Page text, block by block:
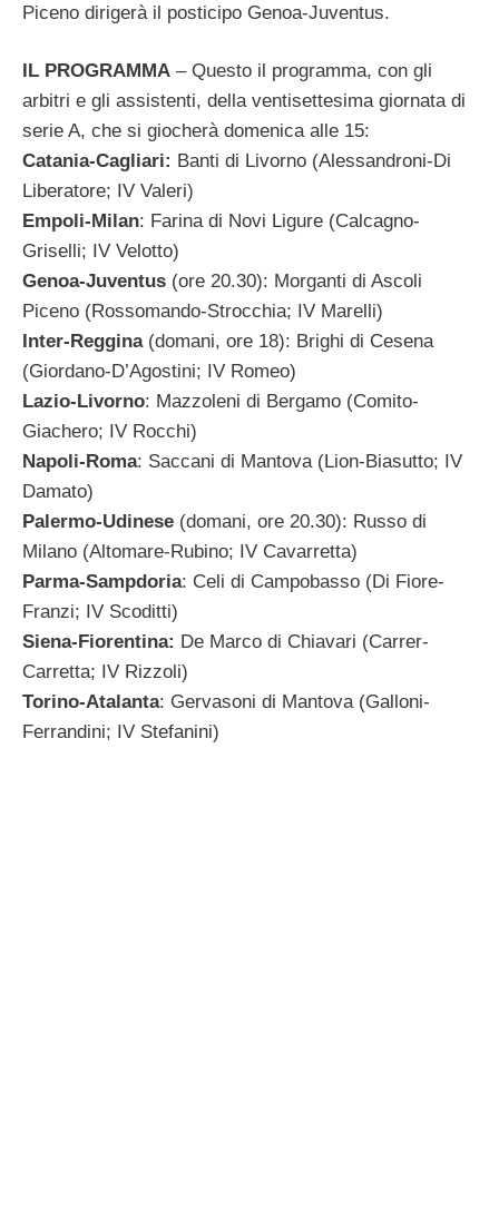
Piceno dirigerà il posticipo Genoa-Juventus.
IL PROGRAMMA – Questo il programma, con gli
arbitri e gli assistenti, della ventisettesima giornata di
serie A, che si giocherà domenica alle 15:
Catania-Cagliari: Banti di Livorno (Alessandroni-Di
Liberatore; IV Valeri)
Empoli-Milan: Farina di Novi Ligure (Calcagno-
Griselli; IV Velotto)
Genoa-Juventus (ore 20.30): Morganti di Ascoli
Piceno (Rossomando-Strocchia; IV Marelli)
Inter-Reggina(domani, ore 18): Brighi di Cesena
(Giordano-D’Agostini; IV Romeo)
Lazio-Livorno: Mazzoleni di Bergamo (Comito-
Giachero; IV Rocchi)
Napoli-Roma: Saccani di Mantova (Lion-Biasutto; IV
Damato)
Palermo-Udinese (domani, ore 20.30): Russo di
Milano (Altomare-Rubino; IV Cavarretta)
Parma-Sampdoria: Celi di Campobasso (Di Fiore-
Franzi; IV Scoditti)
Siena-Fiorentina: De Marco di Chiavari (Carrer-
Carretta; IV Rizzoli)
Torino-Atalanta: Gervasoni di Mantova (Galloni-
Ferrandini; IV Stefanini)